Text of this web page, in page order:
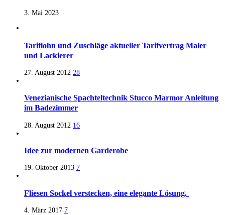
3. Mai 2023
Tariflohn und Zuschläge aktueller Tarifvertrag Maler
und Lackierer
27. August 2012 28
Venezianische Spachteltechnik Stucco Marmor Anleitung
im Badezimmer
28. August 2012 16
Idee zur modernen Garderobe
19. Oktober 2013 7
Fliesen Sockel verstecken, eine elegante Lösung.
4. März 2017 7